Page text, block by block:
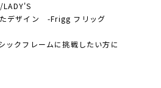
たデザイン -Frigg フリッグ
ックフレームに挑戦したい方に